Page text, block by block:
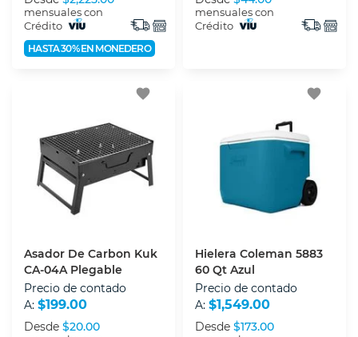
mensuales con
Crédito
HASTA 30% EN MONEDERO
mensuales con
Crédito
favorite
Asador De Carbon Kuk
CA-04A Plegable
Precio de contado
A: $199.00
Desde $20.00
favorite
Hielera Coleman 5883
60 Qt Azul
Precio de contado
A: $1,549.00
Desde $173.00